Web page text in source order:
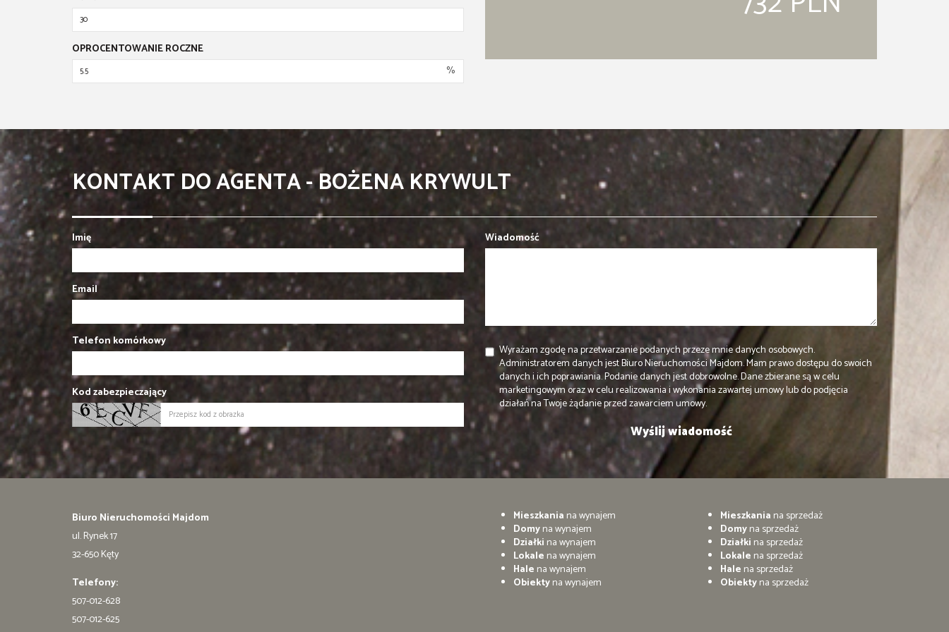
OPROCENTOWANIE ROCZNE
%
KONTAKT DO AGENTA - BOŻENA KRYWULT
Imię
Email
Telefon komórkowy
Kod zabezpieczający
Wiadomość
Wyrażam zgodę na przetwarzanie podanych przeze mnie danych osobowych.
Administratorem danych jest Biuro Nieruchomości Majdom. Mam prawo dostępu do swoich
danych i ich poprawiania. Podanie danych jest dobrowolne. Dane zbierane są w celu
marketingowym oraz w celu realizowania i wykonania zawartej umowy lub do podjęcia
działań na Twoje żądanie przed zawarciem umowy.
Biuro Nieruchomości Majdom
ul. Rynek 17
32-650 Kęty
Telefony:
507-012-628
507-012-625
Mieszkania na wynajem
Domyna wynajem
Działki na wynajem
Lokale na wynajem
Hale na wynajem
Obiektyna wynajem
Mieszkania na sprzedaż
Domyna sprzedaż
Działki na sprzedaż
Lokale na sprzedaż
Hale na sprzedaż
Obiektyna sprzedaż